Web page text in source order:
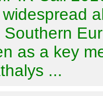
widespread
as a key
...